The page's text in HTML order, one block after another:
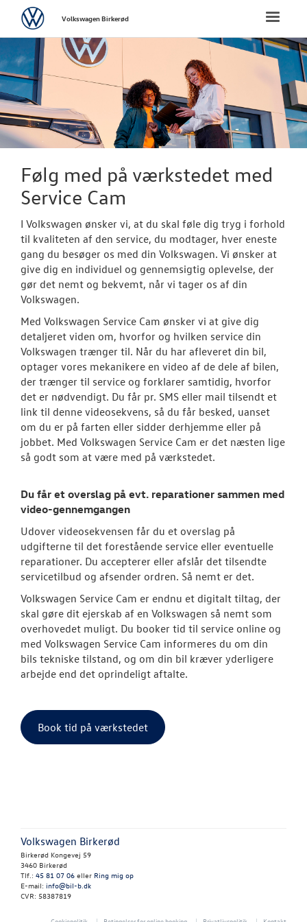
FORSIDE
NYE
BRUGTE BILER
VÆRKSTED
Koncepter og
Mere effekt
VW Connect
Service Cam
RESERVEDELE
NYHEDER
OM OS
JOB OG
Toggle
VolkswagenVolkswagen Birkerød
Følg med på værkstedet med
Service Cam
I Volkswagen ønsker vi, at du skal føle dig tryg i forhold
til kvaliteten af den service, du modtager, hver eneste
gang du besøger os med din Volkswagen. Vi ønsker at
give dig en individuel og gennemsigtig oplevelse, der
gør det nemt og bekvemt, når vi tager os af din
Volkswagen.
Med Volkswagen Service Cam ønsker vi at give dig
detaljeret viden om, hvorfor og hvilken service din
Volkswagen trænger til. Når du har afleveret din bil,
optager vores mekanikere en video af de dele af bilen,
der trænger til service og forklarer samtidig, hvorfor
det er nødvendigt. Du får pr. SMS eller mail tilsendt et
link til denne videosekvens, så du får besked, uanset
om du er på farten eller sidder derhjemme eller på
jobbet. Med Volkswagen Service Cam er det næsten lige
så godt som at være med på værkstedet.
Du får et overslag på evt. reparationer sammen med
video-gennemgangen
Udover videosekvensen får du et overslag på
udgifterne til det forestående service eller eventuelle
reparationer. Du accepterer eller afslår det tilsendte
servicetilbud og afsender ordren. Så nemt er det.
Volkswagen Service Cam er endnu et digitalt tiltag, der
skal gøre dit ejerskab af en Volkswagen så nemt som
overhovedet muligt. Du booker tid til service online og
med Volkswagen Service Cam informeres du om din
bils tekniske tilstand, og om din bil kræver yderligere
arbejde end det oprindeligt aftalte.
Book tid på værkstedet
Volkswagen Birkerød
Birkerød Kongevej 59
3460 Birkerød
Tlf.: 45 81 07 06 eller Ring mig op
E-mail: info@bil-b.dk
CVR: 58387819